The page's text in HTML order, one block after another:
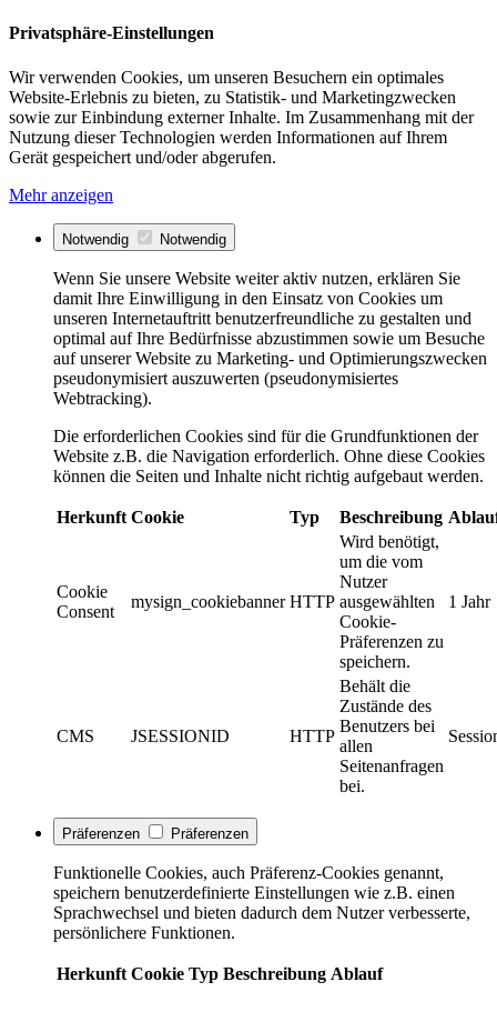
Privatsphäre-Einstellungen
Wir verwenden Cookies, um unseren Besuchern ein optimales
Website-Erlebnis zu bieten, zu Statistik- und Marketingzwecken
sowie zur Einbindung externer Inhalte. Im Zusammenhang mit der
Nutzung dieser Technologien werden Informationen auf Ihrem
Gerät gespeichert und/oder abgerufen.
Mehr anzeigen
Notwendig Notwendig
Wenn Sie unsere Website weiter aktiv nutzen, erklären Sie
damit Ihre Einwilligung in den Einsatz von Cookies um
unseren Internetauftritt benutzerfreundliche zu gestalten und
optimal auf Ihre Bedürfnisse abzustimmen sowie um Besuche
auf unserer Website zu Marketing- und Optimierungszwecken
pseudonymisiert auszuwerten (pseudonymisiertes
Webtracking).
Die erforderlichen Cookies sind für die Grundfunktionen der
Website z.B. die Navigation erforderlich. Ohne diese Cookies
können die Seiten und Inhalte nicht richtig aufgebaut werden.
Herkunft Cookie Typ Beschreibung
Cookie
Consent
mysign_cookiebanner HTTP
Wird benötigt,
um die vom
Nutzer
ausgewählten
Cookie-
Präferenzen zu
speichern.
1 Jahr
CMS JSESSIONID HTTP
Behält die
Zustände des
Benutzers bei
allen
Seitenanfragen
bei.
Präferenzen Präferenzen
Funktionelle Cookies, auch Präferenz-Cookies genannt,
speichern benutzerdefinierte Einstellungen wie z.B. einen
Sprachwechsel und bieten dadurch dem Nutzer verbesserte,
persönlichere Funktionen.
Herkunft Cookie Typ Beschreibung Ablauf